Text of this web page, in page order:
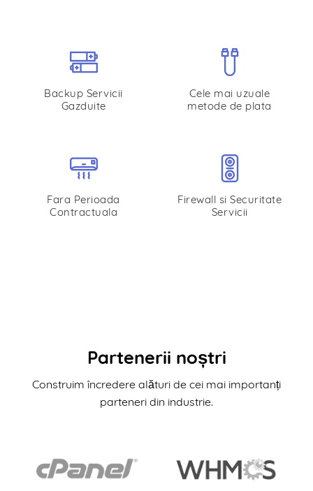
Backup Servicii
Gazduite
Cele mai uzuale
metode de plata
Fara Perioada
Contractuala
Firewall si Securitate
Servicii
Partenerii noștri
Construim încredere alături de cei mai importanți
parteneri din industrie.